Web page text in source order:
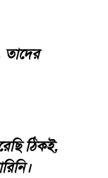
তাদের
ঠিকই,